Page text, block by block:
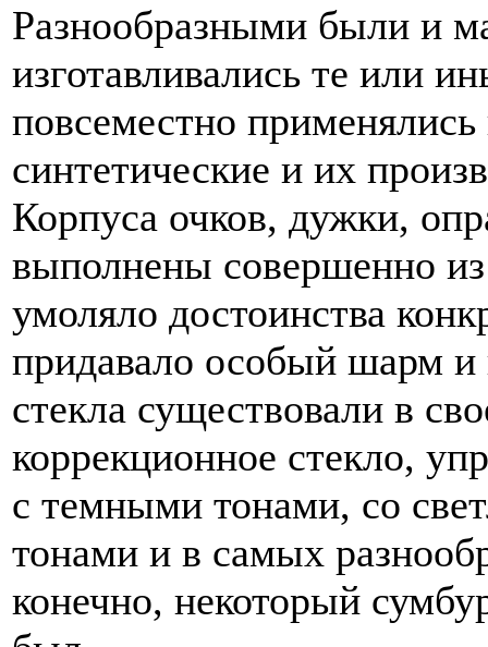
Разнообразными были и
изготавливались те или
повсеместно
синтетические и их
Корпуса очков, дужки,
выполнены совершенно
умоляло достоинства
придавало особый шарм
стекла существовали в
коррекционное стекло,
с темными тонами, со
тонами и в самых
конечно, некоторый